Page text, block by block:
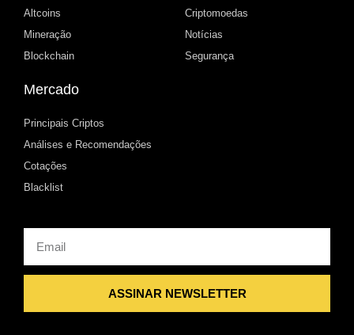
Altcoins
Mineração
Blockchain
Criptomoedas
Notícias
Segurança
Mercado
Principais Criptos
Análises e Recomendações
Cotações
Blacklist
ASSINAR NEWSLETTER